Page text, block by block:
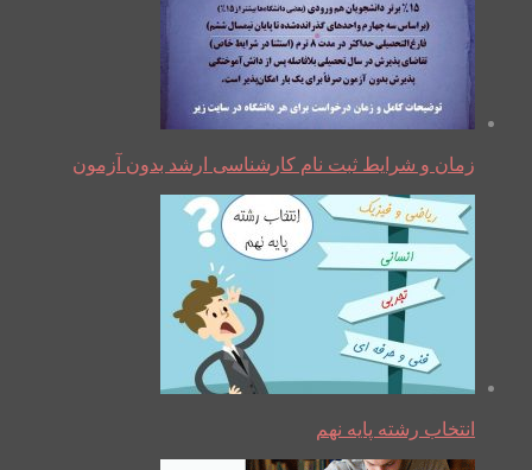
زمان و شرایط ثبت نام کارشناسی ارشد بدون آزمون
انتخاب رشته پایه نهم